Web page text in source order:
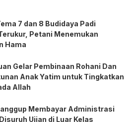
7 dan 8 Budidaya Padi
Petani Menemukan
Hama
Gelar Pembinaan Rohani Dan
Anak Yatim untuk Tingkatkan
Allah
Membayar Administrasi
Ujian di Luar Kelas